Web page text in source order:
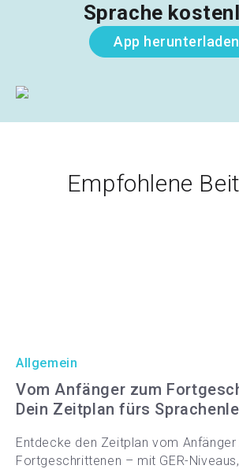
Sprache
App herunterladen
Empfohlene
Allgemein
Vom Anfänger zum
Dein Zeitplan fürs
Entdecke den Zeitplan vom Anfänger
Fortgeschrittenen – mit GER-